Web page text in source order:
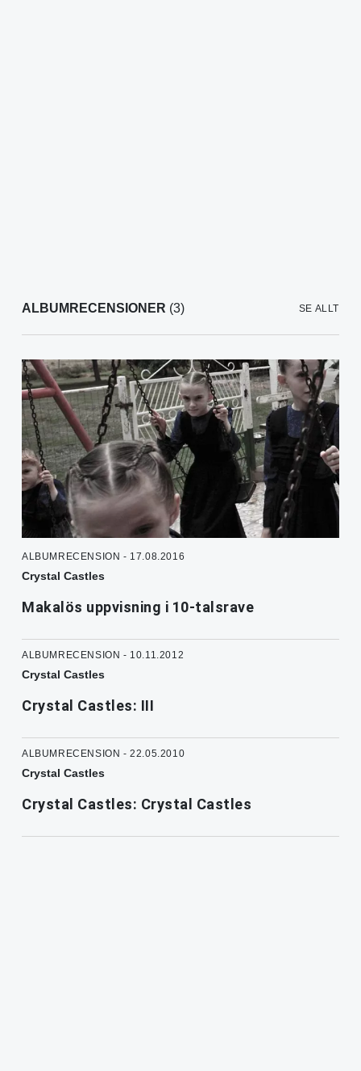
ALBUMRECENSIONER (3) SE ALLT
ALBUMRECENSION - 17.08.2016
Crystal Castles
Makalös uppvisning i 10-talsrave
ALBUMRECENSION - 10.11.2012
Crystal Castles
Crystal Castles: III
ALBUMRECENSION - 22.05.2010
Crystal Castles
Crystal Castles: Crystal Castles